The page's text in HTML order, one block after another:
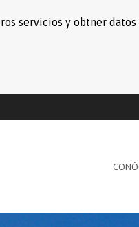
servicios y obtner